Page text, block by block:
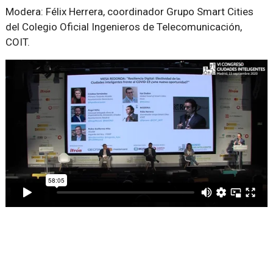
Modera: Félix Herrera, coordinador Grupo Smart Cities
del Colegio Oficial Ingenieros de Telecomunicación,
COIT.